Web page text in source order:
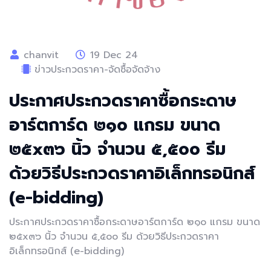
chanvit
19 Dec 24
ข่าวประกวดราคา-จัดซื้อจัดจ้าง
ประกาศประกวดราคาซื้อกระดาษ
อาร์ตการ์ด ๒๑๐ แกรม ขนาด
๒๕x๓๖ นิ้ว จำนวน ๕,๕๐๐ รีม
ด้วยวิธีประกวดราคาอิเล็กทรอนิกส์
(e-bidding)
ประกาศประกวดราคาซื้อกระดาษอาร์ตการ์ด ๒๑๐ แกรม ขนาด
๒๕x๓๖ นิ้ว จำนวน ๕,๕๐๐ รีม ด้วยวิธีประกวดราคา
อิเล็กทรอนิกส์ (e-bidding)